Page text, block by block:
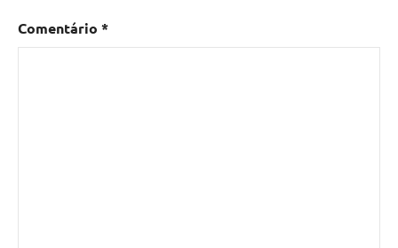
Comentário *